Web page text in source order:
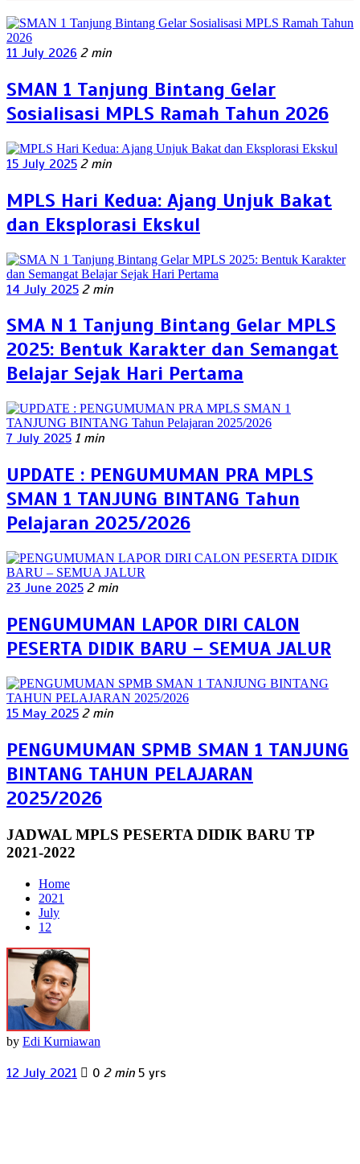
11 July 2026 2 min
SMAN 1 Tanjung Bintang Gelar
Sosialisasi MPLS Ramah Tahun 2026
15 July 2025 2 min
MPLS Hari Kedua: Ajang Unjuk Bakat
dan Eksplorasi Ekskul
14 July 2025 2 min
SMA N 1 Tanjung Bintang Gelar MPLS
2025: Bentuk Karakter dan Semangat
Belajar Sejak Hari Pertama
7 July 2025 1 min
UPDATE : PENGUMUMAN PRA MPLS
SMAN 1 TANJUNG BINTANG Tahun
Pelajaran 2025/2026
23 June 2025 2 min
PENGUMUMAN LAPOR DIRI CALON
PESERTA DIDIK BARU – SEMUA JALUR
15 May 2025 2 min
PENGUMUMAN SPMB SMAN 1 TANJUNG
BINTANG TAHUN PELAJARAN
2025/2026
JADWAL MPLS PESERTA DIDIK BARU TP
2021-2022
Home
2021
July
12
by Edi Kurniawan
12 July 2021 0 2 min 5 yrs